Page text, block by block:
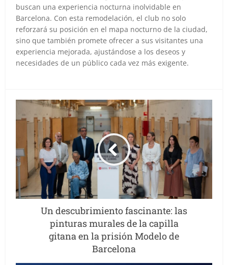
buscan una experiencia nocturna inolvidable en
Barcelona. Con esta remodelación, el club no solo
reforzará su posición en el mapa nocturno de la ciudad,
sino que también promete ofrecer a sus visitantes una
experiencia mejorada, ajustándose a los deseos y
necesidades de un público cada vez más exigente.
Un descubrimiento fascinante: las
pinturas murales de la capilla
gitana en la prisión Modelo de
Barcelona